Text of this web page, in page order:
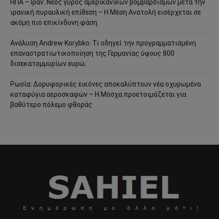
ΗΠΑ – Ιράν: Νέος γύρος αμερικανικών βομβαρδισμών μετά την
ιρανική πυραυλική επίθεση – Η Μέση Ανατολή εισέρχεται σε
ακόμη πιο επικίνδυνη φάση
Ανάλυση Andrew Korybko: Τι οδηγεί την προγραμματισμένη
επαναστρατιωτικοποίηση της Γερμανίας ύψους 800
δισεκατομμυρίων ευρώ;
Ρωσία: Δορυφορικές εικόνες αποκαλύπτουν νέα οχυρωμένα
καταφύγια αεροσκαφών – Η Μόσχα προετοιμάζεται για
βαθύτερο πόλεμο φθοράς